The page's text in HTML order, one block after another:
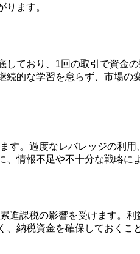
ます。
ており、1回の取引で資
的な学習を怠らず、市場
す。過度なレバレッジの利
情報不足や不十分な戦略
進課税の影響を受けます。
納税資金を確保しておく